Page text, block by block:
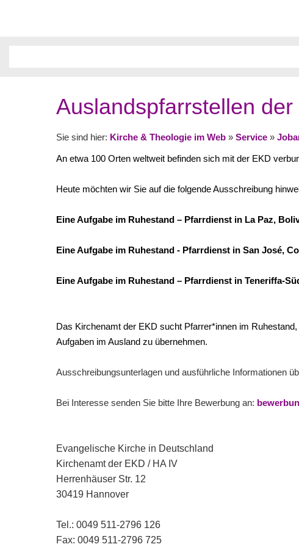
Auslandspfarrstellen der
Sie sind hier: Kirche & Theologie im Web » Service »
An etwa 100 Orten weltweit befinden sich mit der EKD
Heute möchten wir Sie auf die folgende Ausschreibung
Eine Aufgabe im Ruhestand – Pfarrdienst in La Paz,
Eine Aufgabe im Ruhestand - Pfarrdienst in San José,
Eine Aufgabe im Ruhestand – Pfarrdienst in Teneriffa-
Das Kirchenamt der EKD sucht Pfarrer*innen im
Aufgaben im Ausland zu übernehmen.
Ausschreibungsunterlagen und ausführliche Informationen
Bei Interesse senden Sie bitte Ihre Bewerbung an:
Evangelische Kirche in Deutschland
Kirchenamt der EKD / HA IV
Herrenhäuser Str. 12
30419 Hannover
Tel.: 0049 511-2796 126
Fax: 0049 511-2796 725